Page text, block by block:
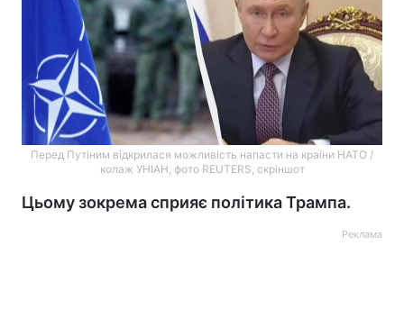
Перед Путіним відкрилася можливість напасти на країни НАТО /
колаж УНІАН, фото REUTERS, скріншот
Цьому зокрема сприяє політика Трампа.
Реклама